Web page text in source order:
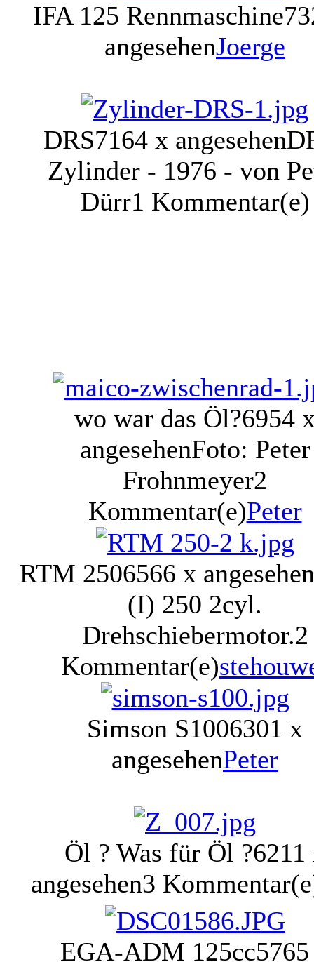
IFA 125 Rennmaschine
angesehenJoerge
DRS7164 x angesehen
Zylinder - 1976 - von
Dürr1 Kommentar(e)
wo war das Öl?6954
angesehenFoto: Peter
Frohnmeyer2
Kommentar(e)Peter
RTM 2506566 x angesehen
(I) 250 2cyl.
Drehschiebermotor.2
Kommentar(e)
Simson S1006301 x
angesehenPeter
Öl ? Was für Öl ?6211
angesehen3
EGA-ADM 125cc